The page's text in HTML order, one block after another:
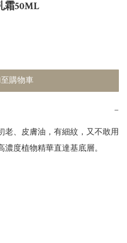
霜50ML
購物車
−
老、皮膚油，有細紋，又不敢用
度植物精華直達基底層。